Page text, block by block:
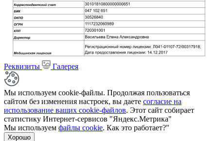
Реквизиты Галерея
Мы используем cookie-файлы. Продолжая пользоваться
сайтом без изменения настроек, вы даете согласие на
использование ваших cookie-файлов. Этот сайт собирает
статистику Интернет-сервисов "Яндекс.Метрика"
Мы используем файлы cookie. Как это работает?"
Хорошо